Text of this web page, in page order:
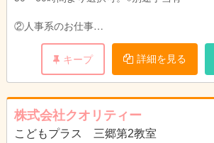
個別に計算いたします。
②人事系のお仕事
・シフト調整
・シフト作成
・スタッフデータの管理
・担当園のマネジメント
・担当園の園長先生や主任先生からの人事
て、ご対応をお願いします。
・園に一番近い部署となります。
キープ 詳細を見る
株式会社クオリティー
こどもプラス 三郷第2教室